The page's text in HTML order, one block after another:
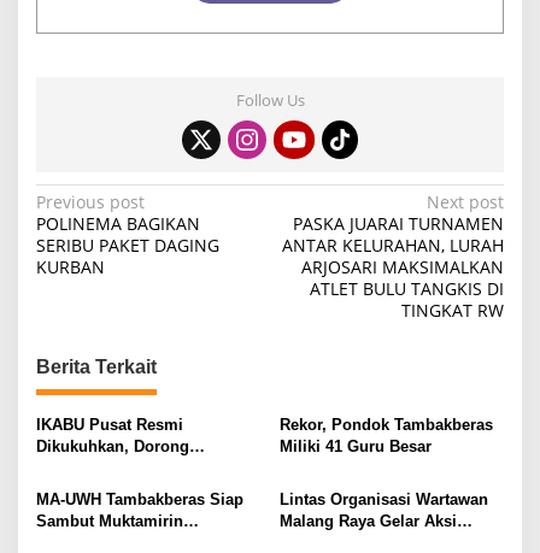
Follow Us
P
o
s
a
v
i
a
Previous post
POLINEMA BAGIKAN
SERIBU PAKET DAGING
KURBAN
Next post
PASKA JUARAI TURNAMEN
ANTAR KELURAHAN, LURAH
ARJOSARI MAKSIMALKAN
ATLET BULU TANGKIS DI
TINGKAT RW
Berita Terkait
IKABU Pusat Resmi
Dikukuhkan, Dorong
Alumni
Rekor, Pondok Tambakberas
Miliki 41 Guru Besar
MA-UWH Tambakberas Siap
Sambut Muktamirin
Lintas Organisasi Wartawan
Malang Raya Gelar Aksi